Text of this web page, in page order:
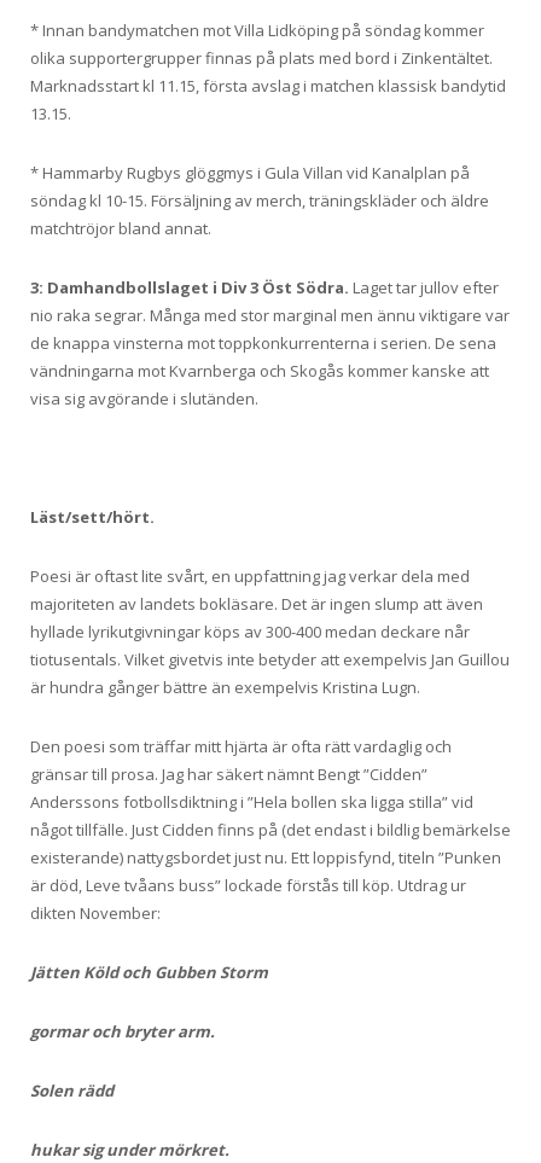
* Innan bandymatchen mot Villa Lidköping på söndag kommer
olika supportergrupper finnas på plats med bord i Zinkentältet.
Marknadsstart kl 11.15, första avslag i matchen klassisk bandytid
13.15.
* Hammarby Rugbys glöggmys i Gula Villan vid Kanalplan på
söndag kl 10-15. Försäljning av merch, träningskläder och äldre
matchtröjor bland annat.
3: Damhandbollslaget i Div 3 Öst Södra. Laget tar jullov efter
nio raka segrar. Många med stor marginal men ännu viktigare var
de knappa vinsterna mot toppkonkurrenterna i serien. De sena
vändningarna mot Kvarnberga och Skogås kommer kanske att
visa sig avgörande i slutänden.
Läst/sett/hört.
Poesi är oftast lite svårt, en uppfattning jag verkar dela med
majoriteten av landets bokläsare. Det är ingen slump att även
hyllade lyrikutgivningar köps av 300-400 medan deckare når
tiotusentals. Vilket givetvis inte betyder att exempelvis Jan Guillou
är hundra gånger bättre än exempelvis Kristina Lugn.
Den poesi som träffar mitt hjärta är ofta rätt vardaglig och
gränsar till prosa. Jag har säkert nämnt Bengt ”Cidden”
Anderssons fotbollsdiktning i ”Hela bollen ska ligga stilla” vid
något tillfälle. Just Cidden finns på (det endast i bildlig bemärkelse
existerande) nattygsbordet just nu. Ett loppisfynd, titeln ”Punken
är död, Leve tvåans buss” lockade förstås till köp. Utdrag ur
dikten November:
Jätten Köld och Gubben Storm
gormar och bryter arm.
Solen rädd
hukar sig under mörkret.